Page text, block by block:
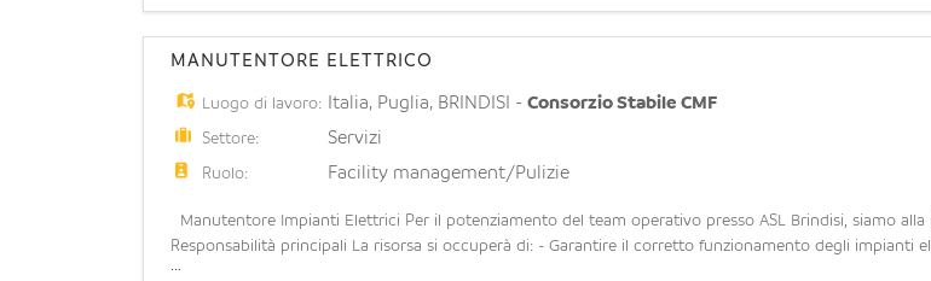
MANUTENTORE ELETTRICO
Luogo di lavoro: Italia, Puglia, BRINDISI -Consorzio Stabile CMF
Settore: Servizi
Ruolo: Facility management/Pulizie
Manutentore Impianti Elettrici Per il potenziamento del team operativo presso ASL Brindisi, siamo
Responsabilità principali La risorsa si occuperà di: - Garantire il corretto funzionamento degli impianti
Eseguire attività di manutenzione o
...